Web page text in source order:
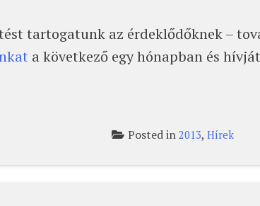
tartogatunk az érdeklődőknek –
a következő egy hónapban és
Posted in2013,Hírek